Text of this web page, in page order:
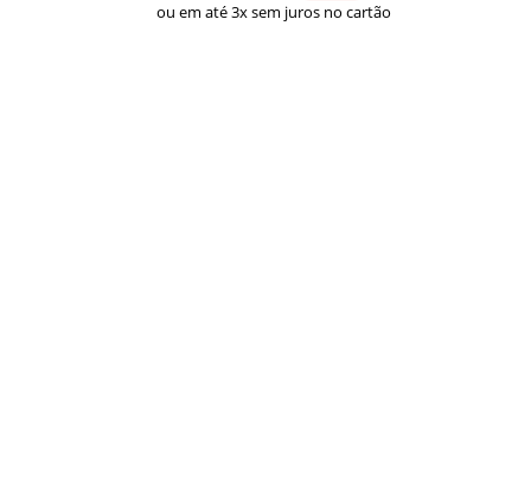
ou em até 3x sem juros no cartão